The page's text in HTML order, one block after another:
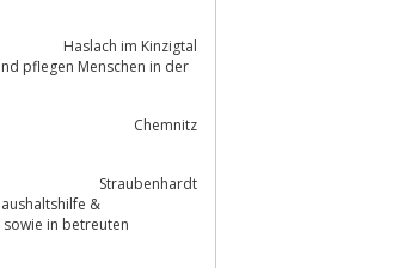
Haslach im Kinzigtal
Chemnitz
Straubenhardt